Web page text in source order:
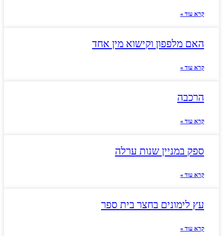
קרא עוד »
האם מלפפון וקישוא מין אחד
קרא עוד »
הרכבה
קרא עוד »
ספק במניין שנות ערלה
קרא עוד »
עץ לימונים בחצר בית ספר
קרא עוד »